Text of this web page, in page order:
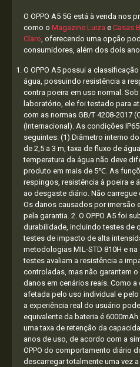
O OPPO A5 5G está à venda nos
como o Magazine Luiza e Casas
Claro, oferecendo uma opção
consumidores, além dos dois
O OPPO A5 possui a
água, possuindo resistência a
contra poeira em uso normal.
laboratório, ele foi testado para
com as normas GB/T 4208-2017
(Internacional). As condições
seguintes: (1) Diâmetro interno
de 2,5 a 3 m, taxa de fluxo de
temperatura da água não deve
produto em mais de 5℃. As
respingos, resistência à poeira e
ao desgaste diário. Não
Os danos causados por imersão
pela garantia. 2. O OPPO A5 foi
durabilidade, incluindo testes de
testes de impacto de alta
metodologias MIL-STD 810H e
testes avaliam a resistência a
controladas, mas não garantem
danos em cenários reais. Como
afetada pelo uso individual e
a experiência real do usuário
equivalente da bateria é
uma taxa de retenção da
anos de uso, de acordo com a
OPPO do comportamento diário
descarregar totalmente uma vez